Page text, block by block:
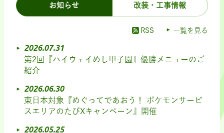
お知らせ 改装・工事情報
RSS 一覧を見る
2026.07.31
第2回『ハイウェイめし甲子園』優勝メニューのご
紹介
2026.06.30
東日本対象『めぐってであおう！ ポケモンサービ
スエリアのたびXキャンペーン』開催
2026.05.25